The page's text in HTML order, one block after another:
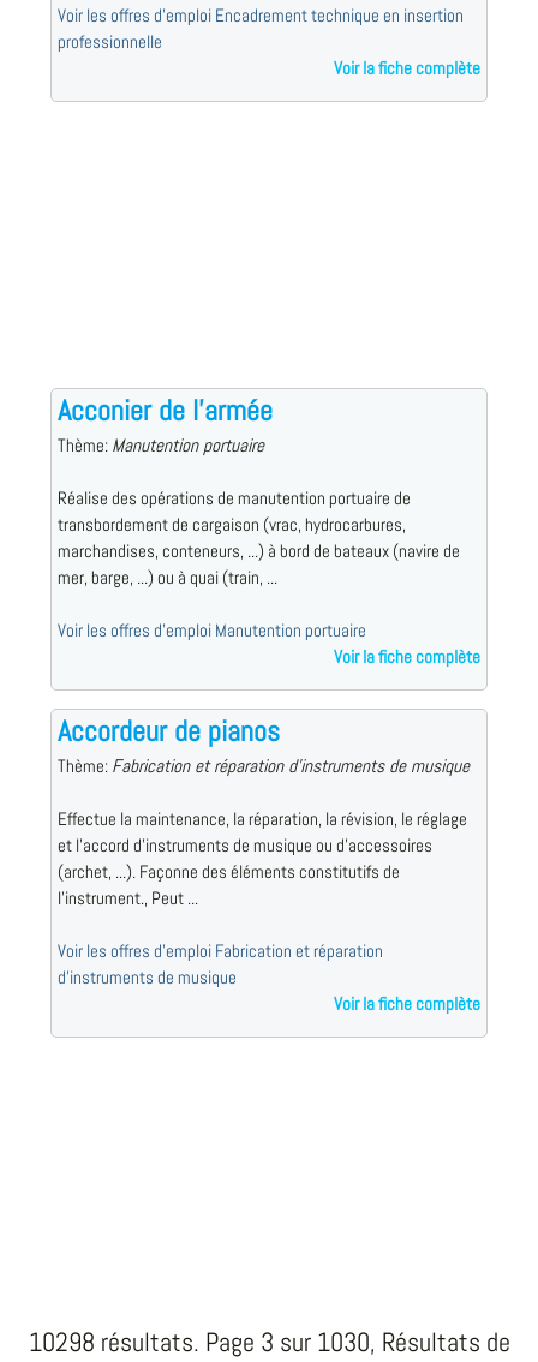
Voir les offres d'emploi Encadrement technique en insertion
professionnelle
Voir la fiche complète
Acconier de l'armée
Thème: Manutention portuaire
Réalise des opérations de manutention portuaire de
transbordement de cargaison (vrac, hydrocarbures,
marchandises, conteneurs, ...) à bord de bateaux (navire de
mer, barge, ...) ou à quai (train, ...
Voir les offres d'emploi Manutention portuaire
Voir la fiche complète
Accordeur de pianos
Thème: Fabrication et réparation d'instruments de musique
Effectue la maintenance, la réparation, la révision, le réglage
et l'accord d'instruments de musique ou d'accessoires
(archet, ...). Façonne des éléments constitutifs de
l'instrument., Peut ...
Voir les offres d'emploi Fabrication et réparation
d'instruments de musique
Voir la fiche complète
10298 résultats. Page 3 sur 1030, Résultats de